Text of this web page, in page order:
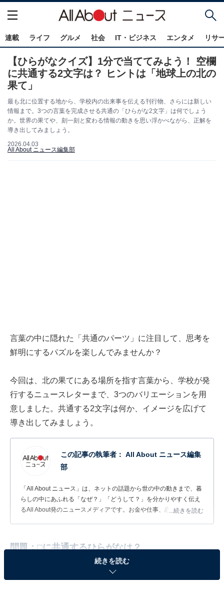
連載 ライフ グルメ 社会 IT・ビジネス エンタメ リサ
【ひらがなクイズ】1分で当ててみよう！ 空欄
に共通する2文字は？ ヒントは「地球上の北の
果て」
最も北に位置する地から、学校内の出来事を伝える刊行物、さらには新しい
情報まで。3つの言葉を完成させる共通の「ひらがな2文字」は何でしょう
か。世界の果てや、刻一刻と変わる情報の動きを思い浮かべながら、正解を
導き出してみましょう。
2026.04.03
All About ニュース編集部
言葉の中に隠れた「共通のパーツ」に注目して、思考を
鮮明にするパズルを楽しんでみませんか？
今回は、北の果てにある場所を指す言葉から、学校が発
行するニュースレターまで、3つのバリエーションを用
意しました。共通する2文字は何か、イメージを広げて
導き出してみましょう。
この記事の執筆者： All About ニュース編集
部
「All About ニュース」は、ネットの話題から世の中の動きまで、暮
らしの中にあふれる「なぜ？」「どうして？」を分かりやすく伝え
るAll About発のニュースメディアです。お金や仕事、恋愛、ITに関
...続きを読む
問題：□に共通するひらがなは？
続きを読む